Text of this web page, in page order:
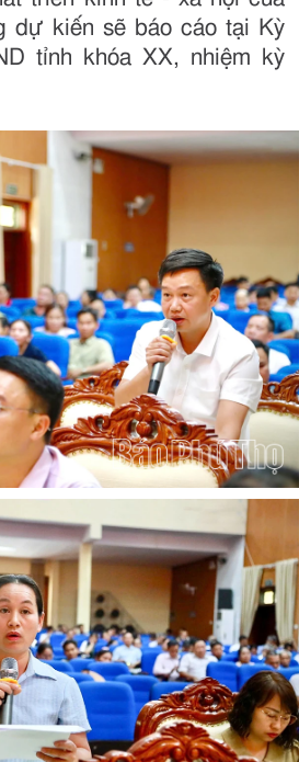
dự kiến sẽ báo cáo tại Kỳ
tỉnh khóa XX, nhiệm kỳ